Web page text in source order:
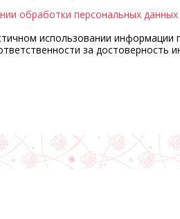
обработки персональных данных
использовании информации
за